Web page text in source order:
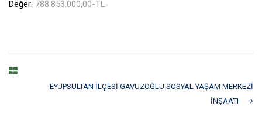
Değer: 788.853.000,00-TL
EYÜPSULTAN İLÇESİ GAVUZOĞLU SOSYAL YAŞAM MERKEZİ
İNŞAATI